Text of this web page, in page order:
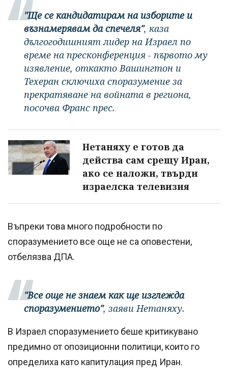
"Ще се кандидатирам на изборите и
възнамерявам да спечеля", каза
дългогодишният лидер на Израел по
време на пресконференция - първото му
изявление, откакто Вашингтон и
Техеран сключиха споразумение за
прекратяване на войната в региона,
посочва Франс прес.
Нетаняху е готов да
действа сам срещу Иран,
ако се наложи, твърди
израелска телевизия
Въпреки това много подробности по
споразумението все още не са оповестени,
отбелязва ДПА.
"Все още не знаем как ще изглежда
споразумението", заяви Нетаняху.
В Израел споразумението беше критикувано
предимно от опозиционни политици, които го
определиха като капитулация пред Иран.